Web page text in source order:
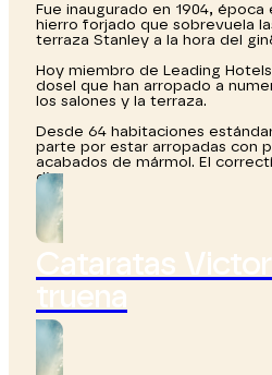
Fue inaugurado en 1904,
hierro forjado que sobrevuela
terraza Stanley a la hora del
Hoy miembro de Leading
dosel que han arropado a
los salones y la terraza.
Desde 64 habitaciones
parte por estar arropadas con
acabados de mármol. El
día.
Cataratas
truena